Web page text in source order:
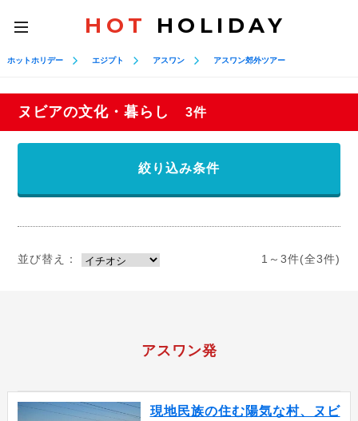
toggle
navigation
HOT HOLIDAY
ホットホリデー エジプト アスワン アスワン郊外ツアー
ヌビアの文化・暮らし 3件
絞り込み条件
並び替え： 1～3件(全3件)
アスワン発
現地民族の住む陽気な村、ヌビ